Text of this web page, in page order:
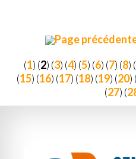
Page
(1) (2) (3) (4) (5) (6) (7) (8) (
(15) (16) (17) (18) (19) (20) (
(27) (